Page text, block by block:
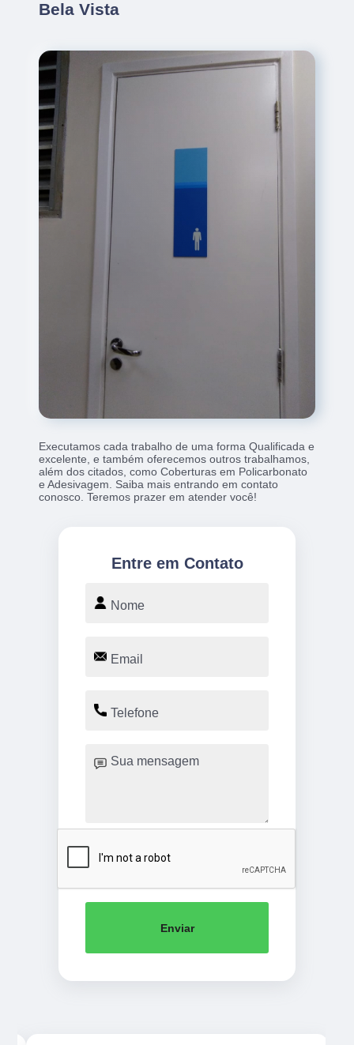
Bela Vista
Executamos cada trabalho de uma forma Qualificada e
excelente, e também oferecemos outros trabalhamos,
além dos citados, como Coberturas em Policarbonato
e Adesivagem. Saiba mais entrando em contato
conosco. Teremos prazer em atender você!
Entre em Contato
Enviar